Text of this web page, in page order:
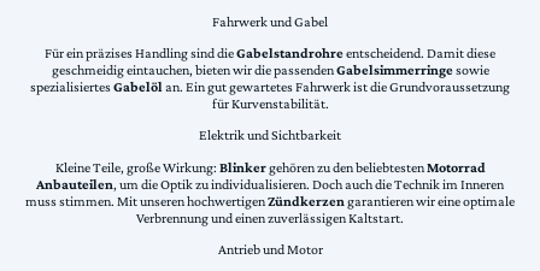
Fahrwerk und Gabel
Für ein präzises Handling sind dieGabelstandrohreentscheidend. Damit diese
geschmeidig eintauchen, bieten wir die passendenGabelsimmerringesowie
spezialisiertesGabelölan. Ein gut gewartetes Fahrwerk ist die Grundvoraussetzung
für Kurvenstabilität.
Elektrik und Sichtbarkeit
Kleine Teile, große Wirkung: Blinkergehören zu den beliebtestenMotorrad
Anbauteilen, um die Optik zu individualisieren. Doch auch die Technik im Inneren
muss stimmen. Mit unseren hochwertigenZündkerzen garantieren wir eine optimale
Verbrennung und einen zuverlässigen Kaltstart.
Antrieb und Motor